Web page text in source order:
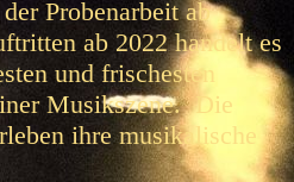
Probenarbeit ab
ab 2022 handelt es
und frischesten
Musikszene. Die
ihre musikalische